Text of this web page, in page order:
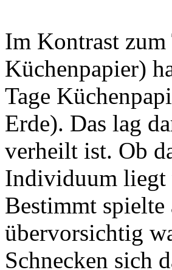
Im Kontrast
Küchenpapier)
Tage
Erde). Das lag
verheilt ist. Ob
Individuum
Bestimmt
übervorsichtig
Schnecken sich